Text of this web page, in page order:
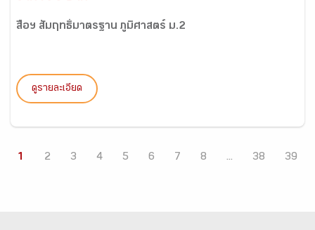
สื่อฯ สัมฤทธิ์มาตรฐาน ภูมิศาสตร์ ม.2
ดูรายละเอียด
1 2 3 4 5 6 7 8 ... 38 39